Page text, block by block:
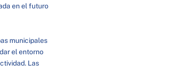
en el futuro
municipales
el entorno
Las